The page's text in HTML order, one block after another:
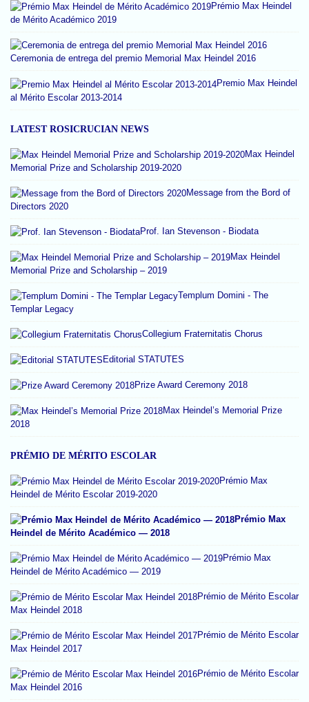
Prémio Max Heindel
de Mérito Académico 2019
Ceremonia de entrega del premio Memorial Max Heindel 2016
Premio Max Heindel
al Mérito Escolar 2013-2014
LATEST ROSICRUCIAN NEWS
Max Heindel
Memorial Prize and Scholarship 2019-2020
Message from the Bord of
Directors 2020
Prof. Ian Stevenson - Biodata
Max Heindel
Memorial Prize and Scholarship – 2019
Templum Domini - The
Templar Legacy
Collegium Fraternitatis Chorus
Editorial STATUTES
Prize Award Ceremony 2018
Max Heindel’s Memorial Prize
2018
PRÉMIO DE MÉRITO ESCOLAR
Prémio Max
Heindel de Mérito Escolar 2019-2020
Prémio Max
Heindel de Mérito Académico — 2018
Prémio Max
Heindel de Mérito Académico — 2019
Prémio de Mérito Escolar
Max Heindel 2018
Prémio de Mérito Escolar
Max Heindel 2017
Prémio de Mérito Escolar
Max Heindel 2016